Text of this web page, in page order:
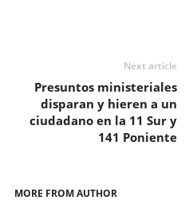
Next article
Presuntos ministeriales
disparan y hieren a un
ciudadano en la 11 Sur y
141 Poniente
MORE FROM AUTHOR